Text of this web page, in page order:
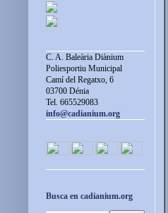
C. A. Baleària Diànium
Poliesportiu Municipal
Camí del Regatxo, 6
03700 Dénia
Tel. 665529083
info@cadianium.org
Busca en cadianium.org